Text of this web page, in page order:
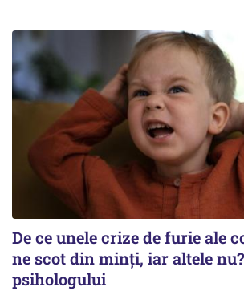
De ce unele crize de furie ale
ne scot din minți, iar altele
psihologului